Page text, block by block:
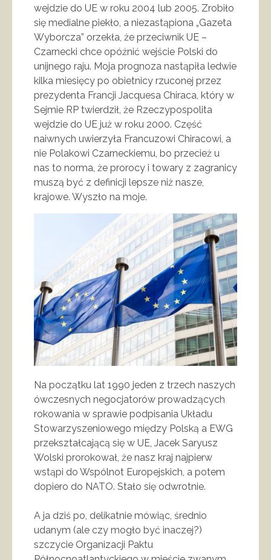
wejdzie do UE w roku 2004 lub 2005. Zrobiło
się medialne piekło, a niezastąpiona „Gazeta
Wyborcza” orzekła, że przeciwnik UE –
Czarnecki chce opóźnić wejście Polski do
unijnego raju. Moja prognoza nastąpiła ledwie
kilka miesięcy po obietnicy rzuconej przez
prezydenta Francji Jacquesa Chiraca, który w
Sejmie RP twierdził, że Rzeczypospolita
wejdzie do UE już w roku 2000. Część
naiwnych uwierzyła Francuzowi Chiracowi, a
nie Polakowi Czarneckiemu, bo przecież u
nas to norma, że prorocy i towary z zagranicy
muszą być z definicji lepsze niż nasze,
krajowe. Wyszło na moje.
Na początku lat 1990 jeden z trzech naszych
ówczesnych negocjatorów prowadzących
rokowania w sprawie podpisania Układu
Stowarzyszeniowego między Polską a EWG
przekształcającą się w UE, Jacek Saryusz
Wolski prorokował, że nasz kraj najpierw
wstąpi do Wspólnot Europejskich, a potem
dopiero do NATO. Stało się odwrotnie.
A ja dziś po, delikatnie mówiąc, średnio
udanym (ale czy mogło być inaczej?)
szczycie Organizacji Paktu